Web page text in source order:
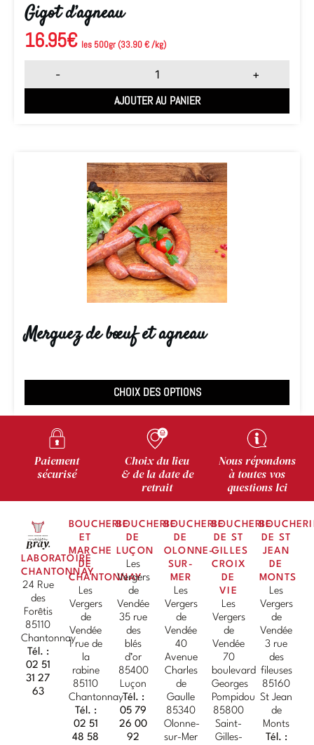
Gigot d’agneau
16.95€ les 500gr (33.90 € /kg)
- +
AJOUTER AU PANIER
Merguez de bœuf et agneau
CHOIX DES OPTIONS
Paiement
sécurisé
Choix du lieu
& de la date de
retrait
Nous répondons
à toutes vos
questions Ici
LABORATOIRE
CHANTONNAY
24 Rue
des
Forêtis
85110
Chantonnay
Tél. :
02 51
31 27
63
BOUCHERIE
ET
MARCHE
DE
CHANTONNAY
Les
Vergers
de
Vendée
1 rue de
la
rabine
85110
Chantonnay
Tél. :
02 51
48 58
BOUCHERIE
DE
LUÇON
Les
Vergers
de
Vendée
35 rue
des
blés
d’or
85400
Luçon
Tél. :
05 79
26 00
92
BOUCHERIE
DE
OLONNE-
SUR-
MER
Les
Vergers
de
Vendée
40
Avenue
Charles
de
Gaulle
85340
Olonne-
sur-Mer
BOUCHERIE
DE ST
GILLES
CROIX
DE
VIE
Les
Vergers
de
Vendée
70
boulevard
Georges
Pompidou
85800
Saint-
Gilles-
DE ST
JEAN
DE
MONTS
Les
Vergers
de
Vendée
3 rue
des
fileuses
85160
St Jean
de
Monts
Tél. :